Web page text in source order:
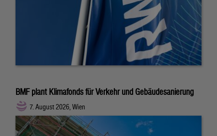
BMF plant Klimafonds für Verkehr und Gebäudesanierung
7. August 2026, Wien